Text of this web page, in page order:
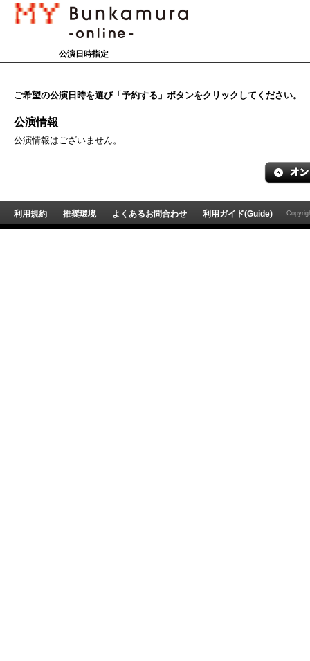
公演日時指定
ご希望の公演日時を選び「予約する」ボタンをクリックしてください。
公演情報
公演情報はございません。
利用規約 推奨環境 よくあるお問合わせ 利用ガイド(Guide)